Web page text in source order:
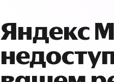
Яндекс